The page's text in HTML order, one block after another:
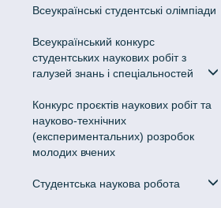
Всеукраїнські студентські олімпіади
Всеукраїнський конкурс
студентських наукових робіт з
галузей знань і спеціальностей
Конкурс проєктів наукових робіт та
науково-технічних
(експериментальних) розробок
молодих вчених
Студентська наукова робота